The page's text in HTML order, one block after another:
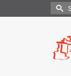
Suche
nach: